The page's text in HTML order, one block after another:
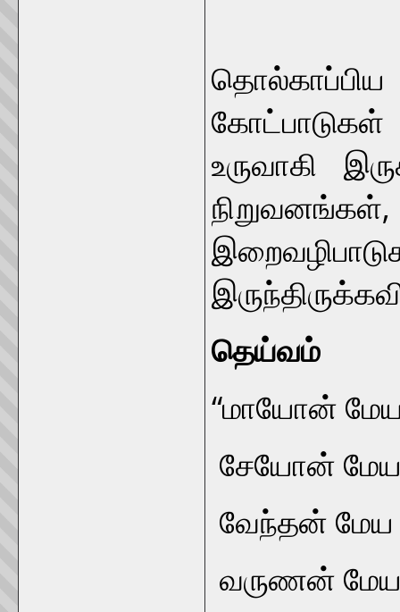
உருவாகி
நிறுவனங்கள்,
தெய்வம்
“மாயோன்
சேயோன்
வேந்தன் மேய
வருணன் மேய